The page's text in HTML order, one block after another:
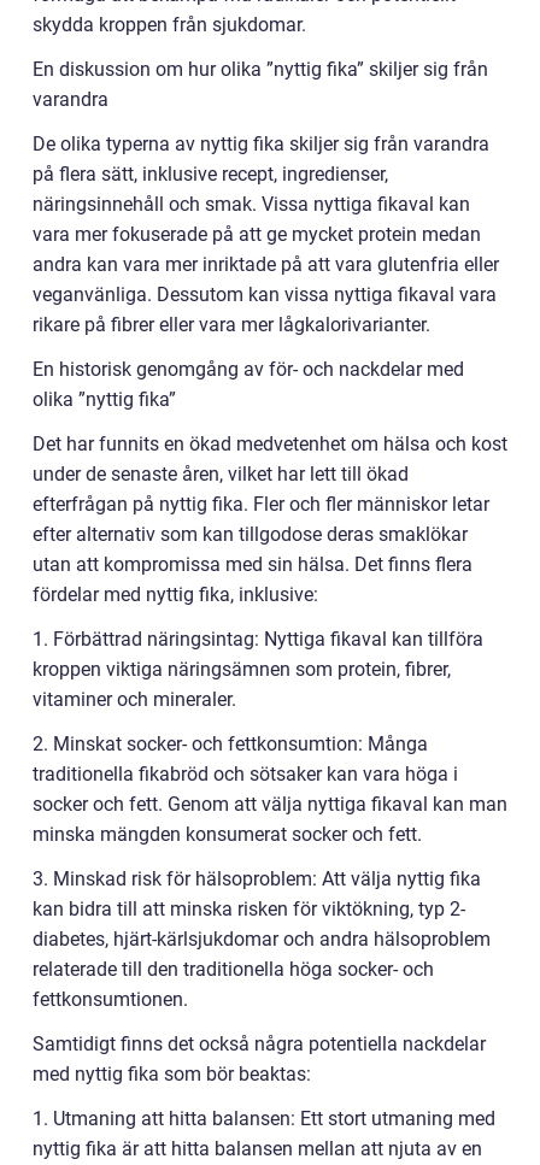
skydda kroppen från sjukdomar.
En diskussion om hur olika ”nyttig fika” skiljer sig från
varandra
De olika typerna av nyttig fika skiljer sig från varandra
på flera sätt, inklusive recept, ingredienser,
näringsinnehåll och smak. Vissa nyttiga fikaval kan
vara mer fokuserade på att ge mycket protein medan
andra kan vara mer inriktade på att vara glutenfria eller
veganvänliga. Dessutom kan vissa nyttiga fikaval vara
rikare på fibrer eller vara mer lågkalorivarianter.
En historisk genomgång av för- och nackdelar med
olika ”nyttig fika”
Det har funnits en ökad medvetenhet om hälsa och kost
under de senaste åren, vilket har lett till ökad
efterfrågan på nyttig fika. Fler och fler människor letar
efter alternativ som kan tillgodose deras smaklökar
utan att kompromissa med sin hälsa. Det finns flera
fördelar med nyttig fika, inklusive:
1. Förbättrad näringsintag: Nyttiga fikaval kan tillföra
kroppen viktiga näringsämnen som protein, fibrer,
vitaminer och mineraler.
2. Minskat socker- och fettkonsumtion: Många
traditionella fikabröd och sötsaker kan vara höga i
socker och fett. Genom att välja nyttiga fikaval kan man
minska mängden konsumerat socker och fett.
3. Minskad risk för hälsoproblem: Att välja nyttig fika
kan bidra till att minska risken för viktökning, typ 2-
diabetes, hjärt-kärlsjukdomar och andra hälsoproblem
relaterade till den traditionella höga socker- och
fettkonsumtionen.
Samtidigt finns det också några potentiella nackdelar
med nyttig fika som bör beaktas:
1. Utmaning att hitta balansen: Ett stort utmaning med
nyttig fika är att hitta balansen mellan att njuta av en